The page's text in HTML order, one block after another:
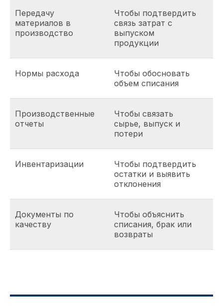
Передачу
материалов в
производство
Чтобы подтвердить
связь затрат с
выпуском
продукции
Нормы расхода
Чтобы обосновать
объем списания
Производственные
отчеты
Чтобы связать
сырье, выпуск и
потери
Инвентаризации
Чтобы подтвердить
остатки и выявить
отклонения
Документы по
качеству
Чтобы объяснить
списания, брак или
возвраты